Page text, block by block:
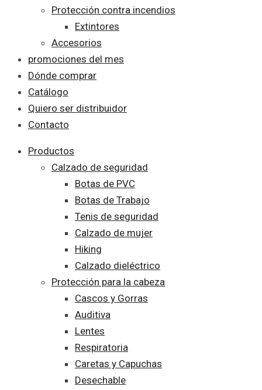
Protección contra incendios
Extintores
Accesorios
promociones del mes
Dónde comprar
Catálogo
Quiero ser distribuidor
Contacto
Productos
Calzado de seguridad
Botas de PVC
Botas de Trabajo
Tenis de seguridad
Calzado de mujer
Hiking
Calzado dieléctrico
Protección para la cabeza
Cascos y Gorras
Auditiva
Lentes
Respiratoria
Caretas y Capuchas
Desechable